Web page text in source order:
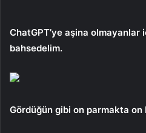
ChatGPT’ye aşina
bahsedelim.
Gördüğün gibi on parmakta on